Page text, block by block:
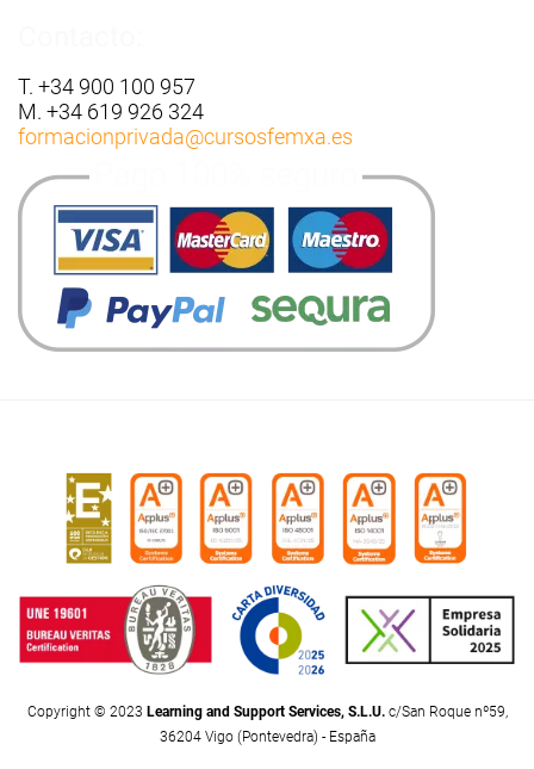
T. +34 900 100 957
M. +34 619 926 324
formacionprivada@cursosfemxa.es
Copyright © 2023 Learning and Support Services, S.L.U.c/San Roque nº59,
36204 Vigo (Pontevedra) - España